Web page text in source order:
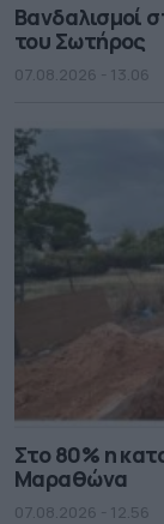
Βανδαλισμοί
του Σωτήρος
07.08.2026 - 13.06
Στο 80% η
Μαραθώνα
07.08.2026 - 12.56